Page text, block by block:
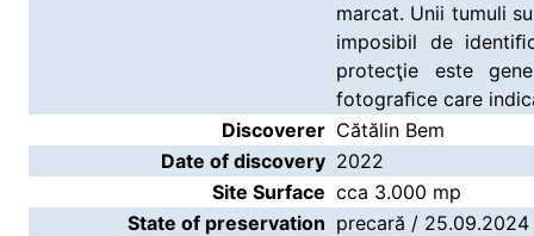
marcat. Unii tumuli
imposibil de
protecţie este
fotograﬁce care
Discoverer Cătălin Bem
Date of discovery 2022
Site Surface cca 3.000 mp
State of preservation precară / 25.09.2024